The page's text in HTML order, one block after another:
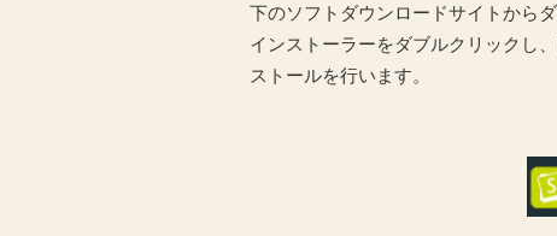
下のソフトダウンロードサイトから
インストーラーをダブルクリックし
ストールを行います。